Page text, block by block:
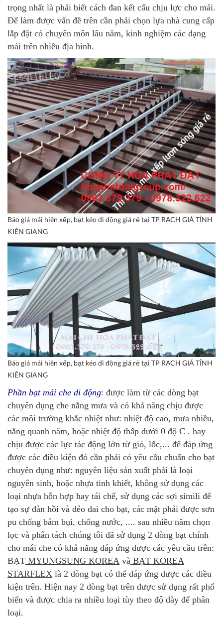
trọng nhất là phải biết cách đan kết cấu chịu lực cho mái.
Để làm được vấn đề trên cần phải chọn lựa nhà cung cấp
lắp đặt có chuyên môn lâu năm, kinh nghiệm các dạng
mái trên nhiều địa hình.
Báo giá mái hiên xếp, bạt kéo di động giá rẻ tại TP RẠCH GIÁ TỈNH
KIÊN GIANG
Báo giá mái hiên xếp, bạt kéo di động giá rẻ tại TP RẠCH GIÁ TỈNH
KIÊN GIANG
Phần bạt mái che di động: được làm từ các dòng bạt
chuyên dụng che nắng mưa và có khả năng chịu được
các môi trường khắc nhiệt như: nhiệt độ cao, mưa nhiều,
nắng quanh năm, hoặc nhiệt độ thấp dưới 0 độ C . hay
chịu được các lực tác động lớn từ gió, lốc,... để đáp ứng
được các điều kiện đó cần phải có yêu cầu chuẩn cho bạt
chuyên dụng như: nguyên liệu sản xuất phải là loại
nguyên sinh, hoặc nhựa tinh khiết, không sử dụng các
loại nhựa hỗn hợp hay tái chế, sử dụng các sợi simili để
tạo sự đàn hồi và dẻo dai cho bạt, các mặt phải được sơn
pu chống bám bụi, chống nước, .... sau nhiều năm chọn
lọc và phân tách chúng tôi đã sử dụng 2 dòng bạt chính
cho mái che có khả năng đáp ứng được các yêu cầu trên:
BẠT MYUNGSUNG KOREA và BẠT KOREA
STARFLEX là 2 dòng bạt có thể đáp ứng được các điều
kiện trên. Hiện nay 2 dòng bạt trên được sử dụng rất phổ
biến và được chia ra nhiều loại tùy theo độ dày để phân
loại.